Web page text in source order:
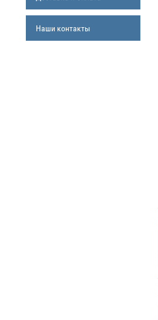
Наши контакты